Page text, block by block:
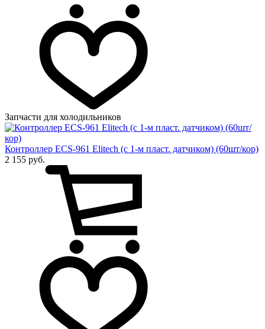
Запчасти для холодильников
Контроллер ECS-961 Elitech (с 1-м пласт. датчиком) (60шт/кор)
2 155 руб.